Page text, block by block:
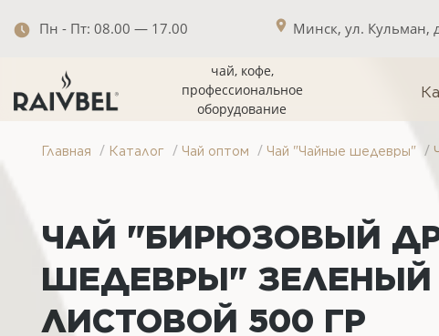
Пн - Пт: 08.00 — 17.00 Минск, ул. Кульман,
чай, кофе,
профессиональное
оборудование
Главная / Каталог / Чай оптом / Чай "Чайные шедевры" /
ЧАЙ "БИРЮЗОВЫЙ
ШЕДЕВРЫ"
ЛИСТОВОЙ 500 ГР